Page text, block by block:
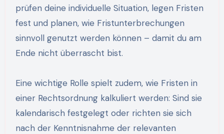
prüfen deine individuelle Situation, legen Fristen
fest und planen, wie Fristunterbrechungen
sinnvoll genutzt werden können – damit du am
Ende nicht überrascht bist.
Eine wichtige Rolle spielt zudem, wie Fristen in
einer Rechtsordnung kalkuliert werden: Sind sie
kalendarisch festgelegt oder richten sie sich
nach der Kenntnisnahme der relevanten